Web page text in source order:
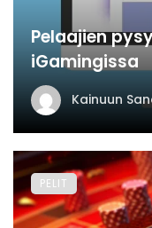
Pelaajien
iGamingissa
Kainuun
PELIT